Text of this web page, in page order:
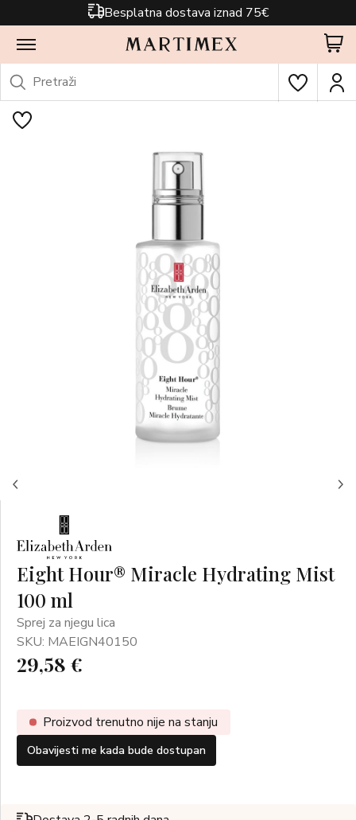
Besplatna dostava iznad 75€
Eight Hour® Miracle Hydrating Mist
100 ml
Sprej za njegu lica
SKU: MAEIGN40150
29,58 €
Proizvod trenutno nije na stanju
Obavijesti me kada bude dostupan